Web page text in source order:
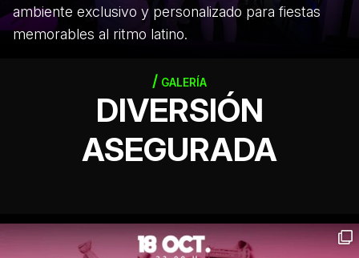
ambiente exclusivo y personalizado para fiestas
memorables al ritmo latino.
GALERÍA
DIVERSIÓN
ASEGURADA